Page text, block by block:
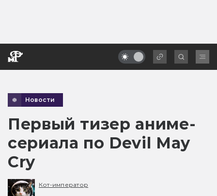
Новости
Первый тизер аниме-
сериала по Devil May
Cry
Кот-император